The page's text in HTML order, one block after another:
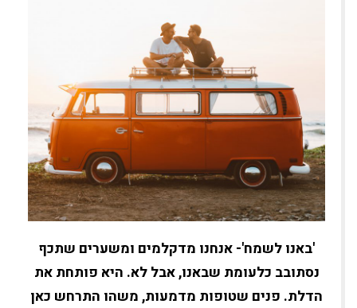
'באנו לשמח'- אנחנו מדקלמים ומשערים שתכף
נסתובב כלעומת שבאנו, אבל לא. היא פותחת את
הדלת. פנים שטופות מדמעות, משהו התרחש כאן